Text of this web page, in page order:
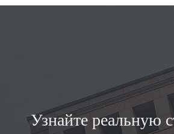
Узнайте реальную